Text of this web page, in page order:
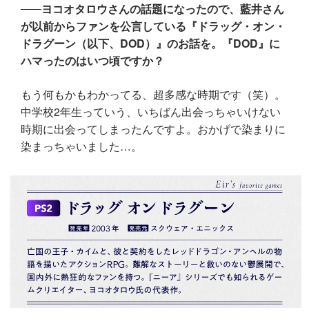
ヨコオタロウさんの話題になったので、藍井さん
が以前からファンを公言している『ドラッグ・オン・
ドラグーン（以下、DOD）』のお話を。『DOD』に
ハマったのはいつ頃ですか？
もう何もかもわかってる、超多感な時期です（笑）。
中学校2年生っていう、いちばん出会っちゃいけない
時期に出会ってしまったんですよ。おかげで染まりに
染まっちゃいました…。